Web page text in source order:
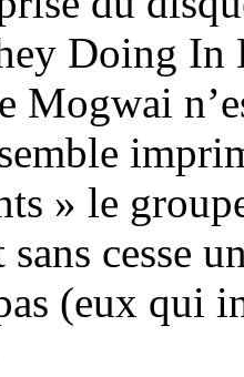
Doing In
Mogwai
» le
cesse
(eux qui